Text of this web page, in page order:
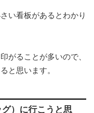
い看板があるとわかり
がることが多いので、
と思います。
）に行こうと思